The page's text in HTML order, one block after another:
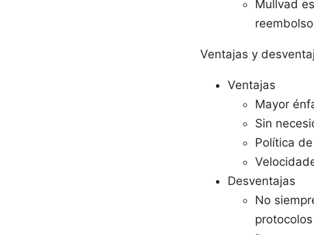
Mullvad
Ventajas y
Ventajas
Mayor
Sin
Política
Desventajas
No